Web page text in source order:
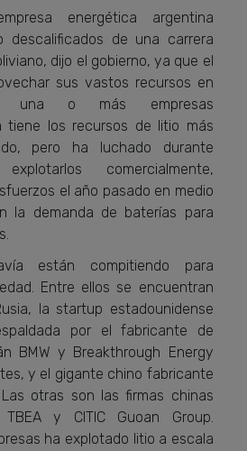
energética argentina
descalificados de una carrera
dijo el gobierno, ya que el
sus vastos recursos en
una o más empresas
tiene los recursos de litio más
pero ha luchado durante
comercialmente,
el año pasado en medio
la demanda de baterías para
están compitiendo para
Entre ellos se encuentran
la startup estadounidense
por el fabricante de
BMW y Breakthrough Energy
y el gigante chino fabricante
otras son las firmas chinas
y CITIC Guoan Group.
ha explotado litio a escala